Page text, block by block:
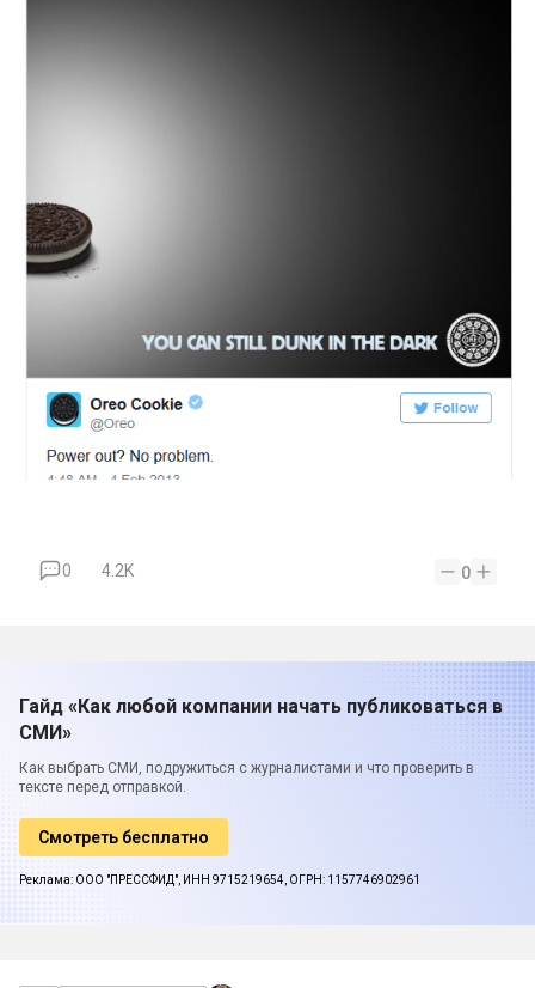
0 4.2K 0
Гайд «Как любой компании начать публиковаться в
СМИ»
Как выбрать СМИ, подружиться с журналистами и что проверить в
тексте перед отправкой.
Смотреть бесплатно
Реклама: ООО "ПРЕССФИД", ИНН 9715219654, ОГРН: 1157746902961